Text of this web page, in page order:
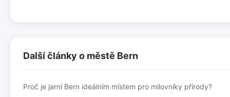
Další články o městě Bern
Proč je jarní Bern ideálním místem pro milovníky přírody?